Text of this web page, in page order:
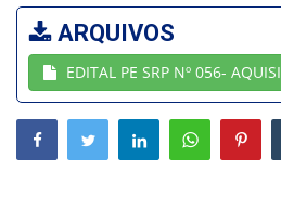
Webmail
Contato
ARQUIVOS
EDITAL PE SRP Nº 056-